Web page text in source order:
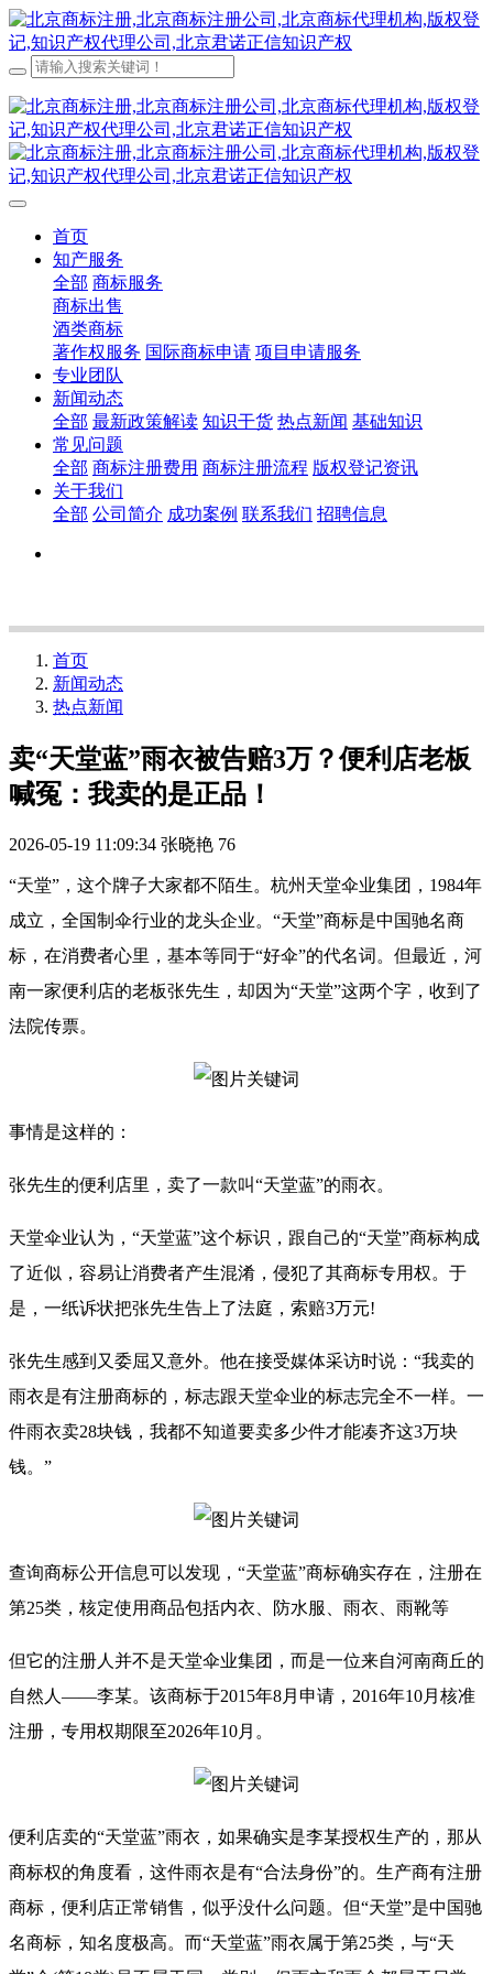
首页
知产服务
全部 商标服务
商标出售
酒类商标
著作权服务 国际商标申请 项目申请服务
专业团队
新闻动态
全部 最新政策解读 知识干货 热点新闻 基础知识
常见问题
全部 商标注册费用 商标注册流程 版权登记资讯
关于我们
全部 公司简介 成功案例 联系我们 招聘信息
首页
新闻动态
热点新闻
卖“天堂蓝”雨衣被告赔3万？便利店老板
喊冤：我卖的是正品！
2026-05-19 11:09:34 张晓艳 76
“天堂”，这个牌子大家都不陌生。杭州天堂伞业集团，1984年
成立，全国制伞行业的龙头企业。“天堂”商标是中国驰名商
标，在消费者心里，基本等同于“好伞”的代名词。但最近，河
南一家便利店的老板张先生，却因为“天堂”这两个字，收到了
法院传票。
事情是这样的：
张先生的便利店里，卖了一款叫“天堂蓝”的雨衣。
天堂伞业认为，“天堂蓝”这个标识，跟自己的“天堂”商标构成
了近似，容易让消费者产生混淆，侵犯了其商标专用权。于
是，一纸诉状把张先生告上了法庭，索赔3万元!
张先生感到又委屈又意外。他在接受媒体采访时说：“我卖的
雨衣是有注册商标的，标志跟天堂伞业的标志完全不一样。一
件雨衣卖28块钱，我都不知道要卖多少件才能凑齐这3万块
钱。”
查询商标公开信息可以发现，“天堂蓝”商标确实存在，注册在
第25类，核定使用商品包括内衣、防水服、雨衣、雨靴等
但它的注册人并不是天堂伞业集团，而是一位来自河南商丘的
自然人——李某。该商标于2015年8月申请，2016年10月核准
注册，专用权期限至2026年10月。
便利店卖的“天堂蓝”雨衣，如果确实是李某授权生产的，那从
商标权的角度看，这件雨衣是有“合法身份”的。生产商有注册
商标，便利店正常销售，似乎没什么问题。但“天堂”是中国驰
名商标，知名度极高。而“天堂蓝”雨衣属于第25类，与“天